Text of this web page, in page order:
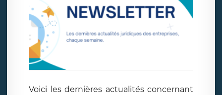
Voici les dernières actualités concernant